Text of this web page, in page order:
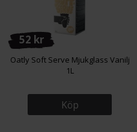
52 kr
Oatly Soft Serve Mjukglass Vanilj
1L
Köp